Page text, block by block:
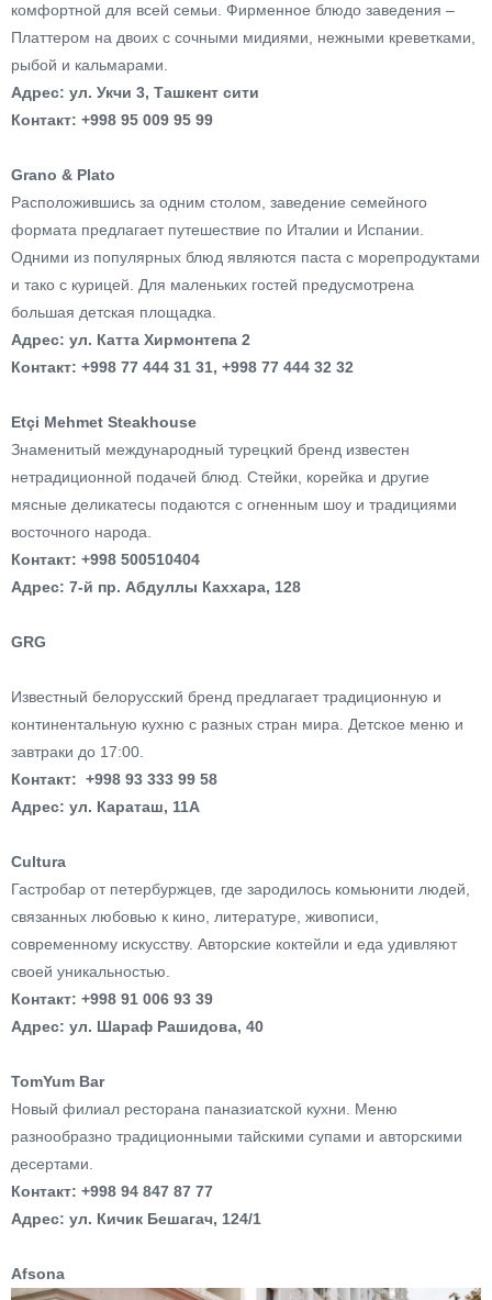
комфортной для всей семьи. Фирменное блюдо заведения –
Платтером на двоих с сочными мидиями, нежными креветками,
рыбой и кальмарами.
Адрес: ул. Укчи 3, Ташкент сити
Контакт: +998 95 009 95 99
Grano & Plato
Расположившись за одним столом, заведение семейного
формата предлагает путешествие по Италии и Испании.
Одними из популярных блюд являются паста с морепродуктами
и тако с курицей. Для маленьких гостей предусмотрена
большая детская площадка.
Адрес: ул. Катта Хирмонтепа 2
Контакт: +998 77 444 31 31, +998 77 444 32 32
Etçi Mehmet Steakhouse
Знаменитый международный турецкий бренд известен
нетрадиционной подачей блюд. Стейки, корейка и другие
мясные деликатесы подаются с огненным шоу и традициями
восточного народа.
Контакт: +998 500510404
Адрес: 7-й пр. Абдуллы Каххара, 128
GRG
Известный белорусский бренд предлагает традиционную и
континентальную кухню с разных стран мира. Детское меню и
завтраки до 17:00.
Контакт: +998 93 333 99 58
Адрес: ул. Караташ, 11А
Cultura
Гастробар от петербуржцев, где зародилось комьюнити людей,
связанных любовью к кино, литературе, живописи,
современному искусству. Авторские коктейли и еда удивляют
своей уникальностью.
Контакт: +998 91 006 93 39
Адрес: ул. Шараф Рашидова, 40
TomYum Bar
Новый филиал ресторана паназиатской кухни. Меню
разнообразно традиционными тайскими супами и авторскими
десертами.
Контакт: +998 94 847 87 77
Адрес: ул. Кичик Бешагач, 124/1
Afsona